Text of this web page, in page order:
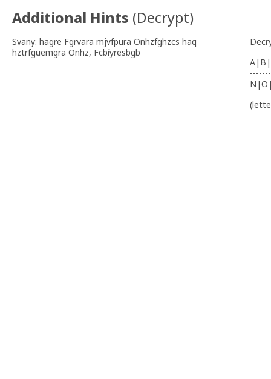
Additional Hints (Decrypt)
Svany: hagre Fgrvara mjvfpura Onhzfghzcs haq
hztrfgüemgra Onhz, Fcbíyresbgb